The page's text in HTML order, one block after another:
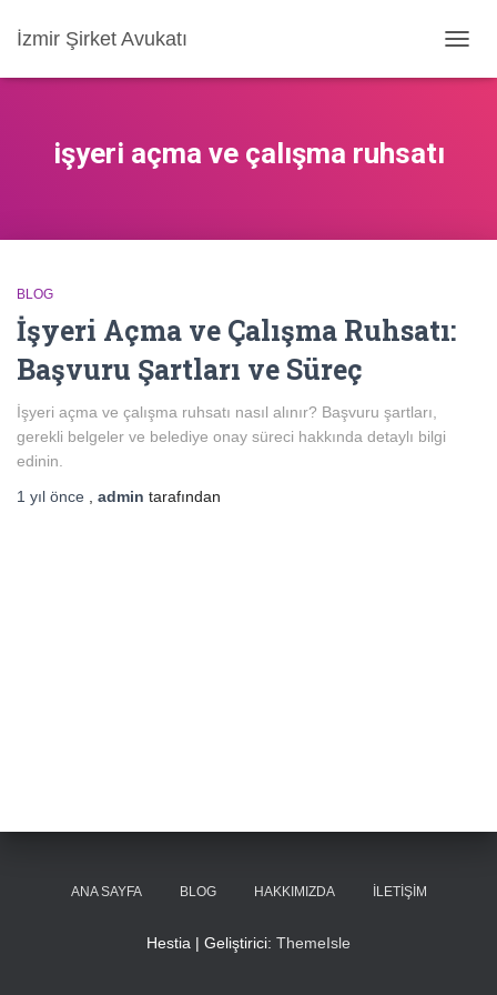
İzmir Şirket Avukatı
AÇ/
işyeri açma ve çalışma ruhsatı
BLOG
İşyeri Açma ve Çalışma Ruhsatı:
Başvuru Şartları ve Süreç
İşyeri açma ve çalışma ruhsatı nasıl alınır? Başvuru şartları,
gerekli belgeler ve belediye onay süreci hakkında detaylı bilgi
edinin.
1 yıl önce admin tarafından
ANA SAYFA BLOG HAKKIMIZDA İLETIŞIM
Hestia | Geliştirici: ThemeIsle